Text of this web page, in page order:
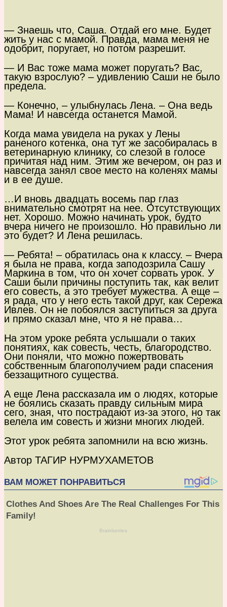
— Знаешь что, Саша. Отдай его мне. Будет
жить у нас с мамой. Правда, мама меня не
одобрит, поругает, но потом разрешит.
— И Вас тоже мама может поругать? Вас,
такую взрослую? – удивлению Саши не было
предела.
— Конечно, – улыбнулась Лена. – Она ведь
Мама! И навсегда останется Мамой.
Когда мама увидела на руках у Лены
раненого котенка, она тут же засобиралась в
ветеринарную клинику, со слезой в голосе
причитая над ним. Этим же вечером, он раз и
навсегда занял свое место на коленях мамы
и в ее душе.
…И вновь двадцать восемь пар глаз
внимательно смотрят на нее. Отсутствующих
нет. Хорошо. Можно начинать урок, будто
вчера ничего не произошло. Но правильно ли
это будет? И Лена решилась.
— Ребята! – обратилась она к классу. – Вчера
я была не права, когда заподозрила Сашу
Маркина в том, что он хочет сорвать урок. У
Саши были причины поступить так, как велит
его совесть, а это требует мужества. А еще –
я рада, что у него есть такой друг, как Сережа
Ивлев. Он не побоялся заступиться за друга
и прямо сказал мне, что я не права…
На этом уроке ребята услышали о таких
понятиях, как совесть, честь, благородство.
Они поняли, что можно пожертвовать
собственным благополучием ради спасения
беззащитного существа.
А еще Лена рассказала им о людях, которые
не боялись сказать правду сильным мира
сего, зная, что пострадают из-за этого, но так
велела им совесть и жизни многих людей.
Этот урок ребята запомнили на всю жизнь.
Автор ТАГИР НУРМУХАМЕТОВ